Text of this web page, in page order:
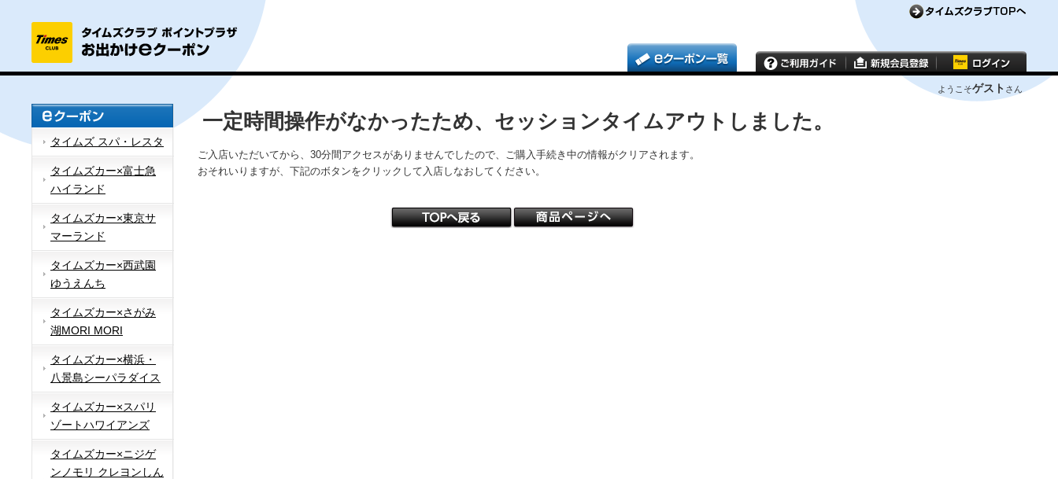
ようこそゲスト さん
タイムズ スパ・レスタ
タイムズカー×富士急
ハイランド
タイムズカー×東京サ
マーランド
タイムズカー×西武園
ゆうえんち
タイムズカー×さがみ
湖MORI MORI
タイムズカー×横浜・
八景島シーパラダイス
タイムズカー×スパリ
ゾートハワイアンズ
タイムズカー×ニジゲ
ンノモリ クレヨンしん
一定時間操作がなかったため、セッションタイムアウトしました。
ご入店いただいてから、30分間アクセスがありませんでしたので、ご購入手続き中の情報がクリアされます。
おそれいりますが、下記のボタンをクリックして入店しなおしてください。